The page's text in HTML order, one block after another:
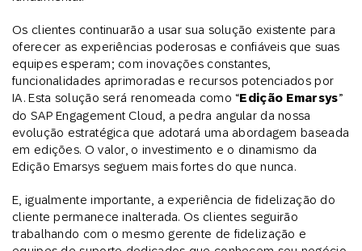
Os clientes continuarão a usar sua solução existente para
oferecer as experiências poderosas e confiáveis que suas
equipes esperam; com inovações constantes,
funcionalidades aprimoradas e recursos potenciados por
IA. Esta solução será renomeada como “Edição Emarsys”
do SAP Engagement Cloud, a pedra angular da nossa
evolução estratégica que adotará uma abordagem baseada
em edições. O valor, o investimento e o dinamismo da
Edição Emarsys seguem mais fortes do que nunca.
E, igualmente importante, a experiência de fidelização do
cliente permanece inalterada. Os clientes seguirão
trabalhando com o mesmo gerente de fidelização e